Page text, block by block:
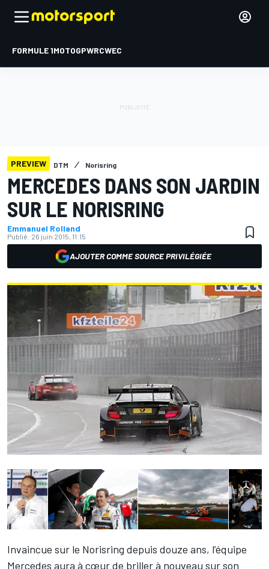
FORMULE 1MOTOGPWRCWEC
PREVIEW DTM Norisring
MERCEDES DANS SON JARDIN
SUR LE NORISRING
Emmanuel Rolland
Publié: 26 juin 2015, 11:15
AJOUTER COMME SOURCE PRIVILÉGIÉE
Invaincue sur le Norisring depuis douze ans, l’équipe
Mercedes aura à cœur de briller à nouveau sur son